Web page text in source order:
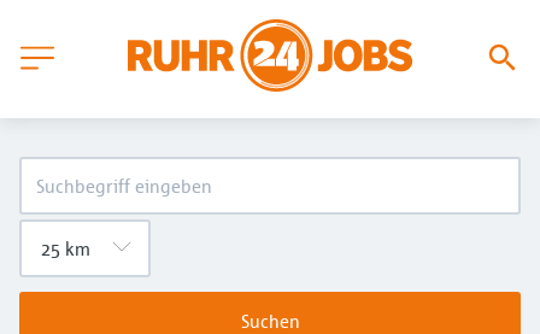
Suchen